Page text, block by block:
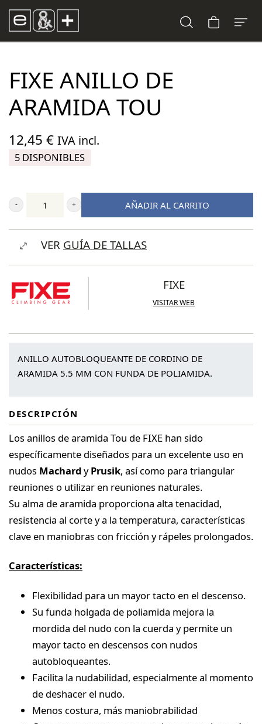
FIXE ANILLO DE
ARAMIDA TOU
12,45 € IVA incl.
5 DISPONIBLES
Fixe
Anillo
cantidad
AÑADIR AL CARRITO
VER GUÍA DE TALLAS
FIXE
VISITAR WEB
ANILLO AUTOBLOQUEANTE DE CORDINO DE
ARAMIDA 5.5 MM CON FUNDA DE POLIAMIDA.
DESCRIPCIÓN
Los anillos de aramida Tou de FIXE han sido
específicamente diseñados para un excelente uso en
nudos MachardyPrusik, así como para triangular
reuniones o utilizar en reuniones naturales.
Su alma de aramida proporciona alta tenacidad,
resistencia al corte y a la temperatura, características
clave en maniobras con fricción y rápeles prolongados.
Características:
Flexibilidad para un mayor tacto en el descenso.
Su funda holgada de poliamida mejora la
mordida del nudo con la cuerda y permite un
mayor tacto en descensos con nudos
autobloqueantes.
Facilita la nudabilidad, especialmente al momento
de deshacer el nudo.
Menos costura, más maniobrabilidad